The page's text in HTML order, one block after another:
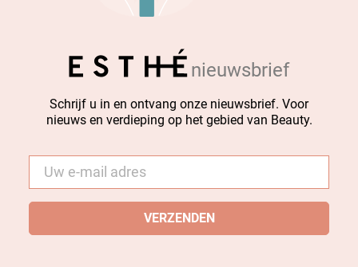
nieuwsbrief
Schrijf u in en ontvang onze nieuwsbrief. Voor
nieuws en verdieping op het gebied van Beauty.
mail *